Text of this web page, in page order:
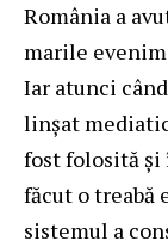
România a
marile
Iar atunci
linșat
fost folosită și
făcut o treabă
sistemul a